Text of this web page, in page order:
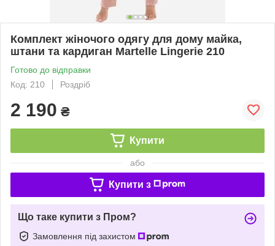
Комплект жіночого одягу для дому майка,
штани та кардиган Martelle Lingerie 210
Готово до відправки
Код: 210
Роздріб
2 190 ₴
Купити
або
Купити з
Що таке купити з Пром?
Замовлення під захистом